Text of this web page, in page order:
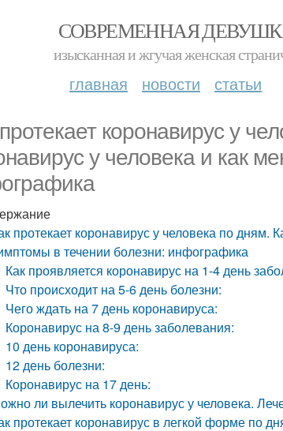
СОВРЕМЕННАЯ
изысканная и жгучая женская
главная новости статьи
коронавирус у
у человека и как
протекает коронавирус у человека по дням.
в течении болезни: инфографика
Как проявляется коронавирус на 1-4 день
Что происходит на 5-6 день болезни:
Чего ждать на 7 день коронавируса:
Коронавирус на 8-9 день заболевания:
10 день коронавируса:
12 день болезни:
Коронавирус на 17 день:
ли вылечить коронавирус у человека.
протекает коронавирус в легкой форме по